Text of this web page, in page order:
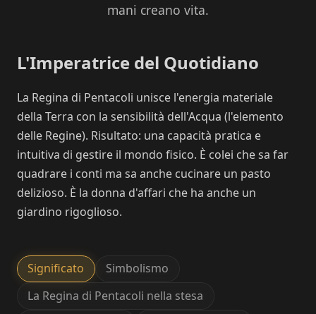
mani creano vita.
L'Imperatrice del Quotidiano
La Regina di Pentacoli unisce l'energia materiale
della Terra con la sensibilità dell'Acqua (l'elemento
delle Regine). Risultato: una capacità pratica e
intuitiva di gestire il mondo fisico. È colei che sa far
quadrare i conti ma sa anche cucinare un pasto
delizioso. È la donna d'affari che ha anche un
giardino rigoglioso.
Significato
Simbolismo
La Regina di Pentacoli nella stesa